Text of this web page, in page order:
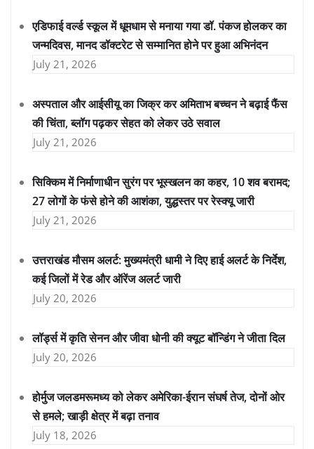
एडिफाई वर्ल्ड स्कूल में धूमधाम से मनाया गया डॉ. पंकज होलकर का
जन्मदिवस, मानद डॉक्टरेट से सम्मानित होने पर हुआ अभिनंदन
July 21, 2026
अस्पताल और आईसीयू का जिक्र कर अमिताभ बच्चन ने बढ़ाई फैंस
की चिंता, ब्लॉग पढ़कर सेहत को लेकर उठे सवाल
July 21, 2026
सिक्किम में निर्माणाधीन सुरंग पर भूस्खलन का कहर, 10 शव बरामद;
27 लोगों के फंसे होने की आशंका, युद्धस्तर पर रेस्क्यू जारी
July 21, 2026
उत्तराखंड मौसम अलर्ट: मुख्यमंत्री धामी ने दिए हाई अलर्ट के निर्देश,
कई जिलों में रेड और ऑरेंज अलर्ट जारी
July 20, 2026
लॉर्ड्स में कृति सेनन और जीवा धोनी की क्यूट बॉन्डिंग ने जीता दिल
July 20, 2026
होर्मुज जलडमरूमध्य को लेकर अमेरिका-ईरान संघर्ष तेज, दोनों ओर
से हमले; खाड़ी क्षेत्र में बढ़ा तनाव
July 18, 2026